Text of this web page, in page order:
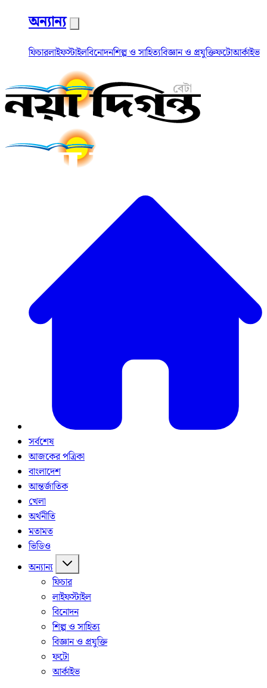
অন্যান্য
ফিচারলাইফস্টাইলবিনোদনশিল্প ও সাহিত্যবিজ্ঞান ও প্রযুক্তিফটোআর্কাইভ
সর্বশেষ
আজকের পত্রিকা
বাংলাদেশ
আন্তর্জাতিক
খেলা
অর্থনীতি
মতামত
ভিডিও
অন্যান্য
ফিচার
লাইফস্টাইল
বিনোদন
শিল্প ও সাহিত্য
বিজ্ঞান ও প্রযুক্তি
ফটো
আর্কাইভ